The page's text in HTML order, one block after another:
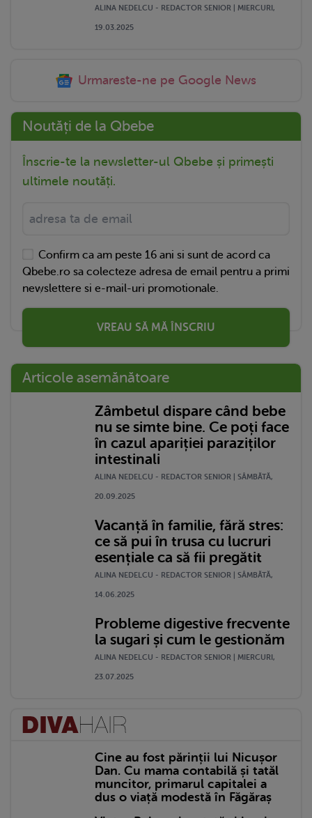
ALINA NEDELCU - REDACTOR SENIOR | MIERCURI,
19.03.2025
Urmareste-ne pe Google News
Noutăți de la Qbebe
Înscrie-te la newsletter-ul Qbebe și primești
ultimele noutăți.
Confirm ca am peste 16 ani si sunt de acord ca
Qbebe.ro sa colecteze adresa de email pentru a primi
newslettere si e-mail-uri promotionale.
VREAU SĂ MĂ ÎNSCRIU
Articole asemănătoare
Zâmbetul dispare când bebe
nu se simte bine. Ce poți face
în cazul apariției paraziților
intestinali
ALINA NEDELCU - REDACTOR SENIOR | SÂMBĂTĂ,
20.09.2025
Vacanță în familie, fără stres:
ce să pui în trusa cu lucruri
esențiale ca să fii pregătit
ALINA NEDELCU - REDACTOR SENIOR | SÂMBĂTĂ,
14.06.2025
Probleme digestive frecvente
la sugari și cum le gestionăm
ALINA NEDELCU - REDACTOR SENIOR | MIERCURI,
23.07.2025
Cine au fost părinții lui Nicușor
Dan. Cu mama contabilă și tatăl
muncitor, primarul capitalei a
dus o viață modestă în Făgăraș